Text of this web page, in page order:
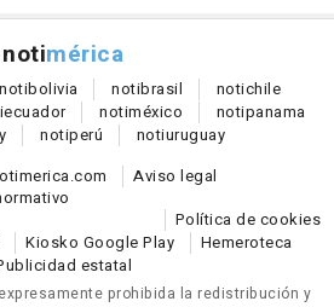
notimérica
notibolivia notibrasil notichile
ecuador notiméxico notipanama
notiperú notiuruguay
Aviso legal
Política de cookies
Kiosko Google Play
Hemeroteca
estatal
prohibida la redistribución y